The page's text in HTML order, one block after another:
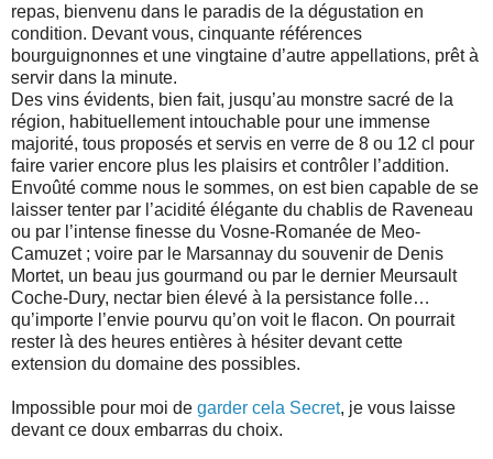
repas, bienvenu dans le paradis de la dégustation en
condition. Devant vous, cinquante références
bourguignonnes et une vingtaine d’autre appellations, prêt à
servir dans la minute.
Des vins évidents, bien fait, jusqu’au monstre sacré de la
région, habituellement intouchable pour une immense
majorité, tous proposés et servis en verre de 8 ou 12 cl pour
faire varier encore plus les plaisirs et contrôler l’addition.
Envoûté comme nous le sommes, on est bien capable de se
laisser tenter par l’acidité élégante du chablis de Raveneau
ou par l’intense finesse du Vosne-Romanée de Meo-
Camuzet ; voire par le Marsannay du souvenir de Denis
Mortet, un beau jus gourmand ou par le dernier Meursault
Coche-Dury, nectar bien élevé à la persistance folle…
qu’importe l’envie pourvu qu’on voit le flacon. On pourrait
rester là des heures entières à hésiter devant cette
extension du domaine des possibles.
Impossible pour moi de garder cela Secret, je vous laisse
devant ce doux embarras du choix.